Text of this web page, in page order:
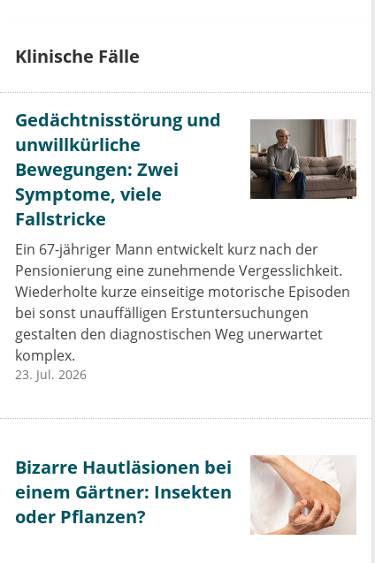
Klinische Fälle
Gedächtnisstörung und
unwillkürliche
Bewegungen: Zwei
Symptome, viele
Fallstricke
Ein 67-jähriger Mann entwickelt kurz nach der
Pensionierung eine zunehmende Vergesslichkeit.
Wiederholte kurze einseitige motorische Episoden
bei sonst unauffälligen Erstuntersuchungen
gestalten den diagnostischen Weg unerwartet
komplex.
23. Jul. 2026
Bizarre Hautläsionen bei
einem Gärtner: Insekten
oder Pflanzen?